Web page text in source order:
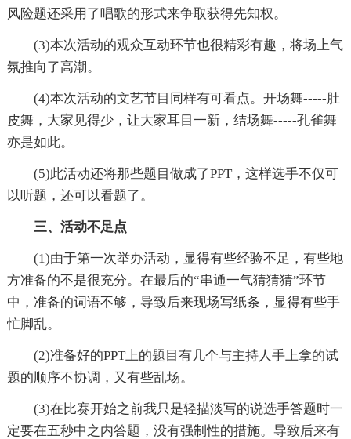
风险题还采用了唱歌的形式来争取获得先知权。
(3)本次活动的观众互动环节也很精彩有趣，将场上气
氛推向了高潮。
(4)本次活动的文艺节目同样有可看点。开场舞-----肚
皮舞，大家见得少，让大家耳目一新，结场舞-----孔雀舞
亦是如此。
(5)此活动还将那些题目做成了PPT，这样选手不仅可
以听题，还可以看题了。
三、活动不足点
(1)由于第一次举办活动，显得有些经验不足，有些地
方准备的不是很充分。在最后的“串通一气猜猜猜”环节
中，准备的词语不够，导致后来现场写纸条，显得有些手
忙脚乱。
(2)准备好的PPT上的题目有几个与主持人手上拿的试
题的顺序不协调，又有些乱场。
(3)在比赛开始之前我只是轻描淡写的说选手答题时一
定要在五秒中之内答题，没有强制性的措施。导致后来有